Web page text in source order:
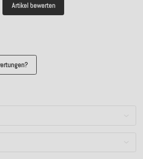
Artikel bewerten